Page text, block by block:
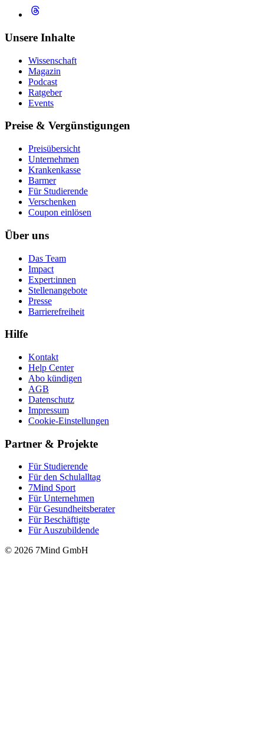
Unsere Inhalte
Wissenschaft
Magazin
Podcast
Ratgeber
Events
Preise & Vergünstigungen
Preisübersicht
Unternehmen
Krankenkasse
Barmer
Für Studierende
Ver­schen­ken
Coupon einlösen
Über uns
Das Team
Impact
Expert:innen
Stellenangebote
Presse
Barrierefreiheit
Hilfe
Kontakt
Help Center
Abo kündigen
AGB
Datenschutz
Impressum
Cookie-Einstellungen
Partner & Projekte
Für Stu­die­rende
Für den Schulalltag
7Mind Sport
Für Unter­neh­men
Für Gesund­heits­be­ra­ter
Für Beschäftigte
Für Auszubildende
© 2026 7Mind GmbH